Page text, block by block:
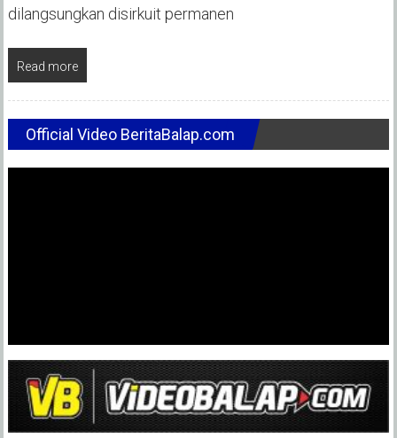
dilangsungkan disirkuit permanen
Read more
Official Video BeritaBalap.com